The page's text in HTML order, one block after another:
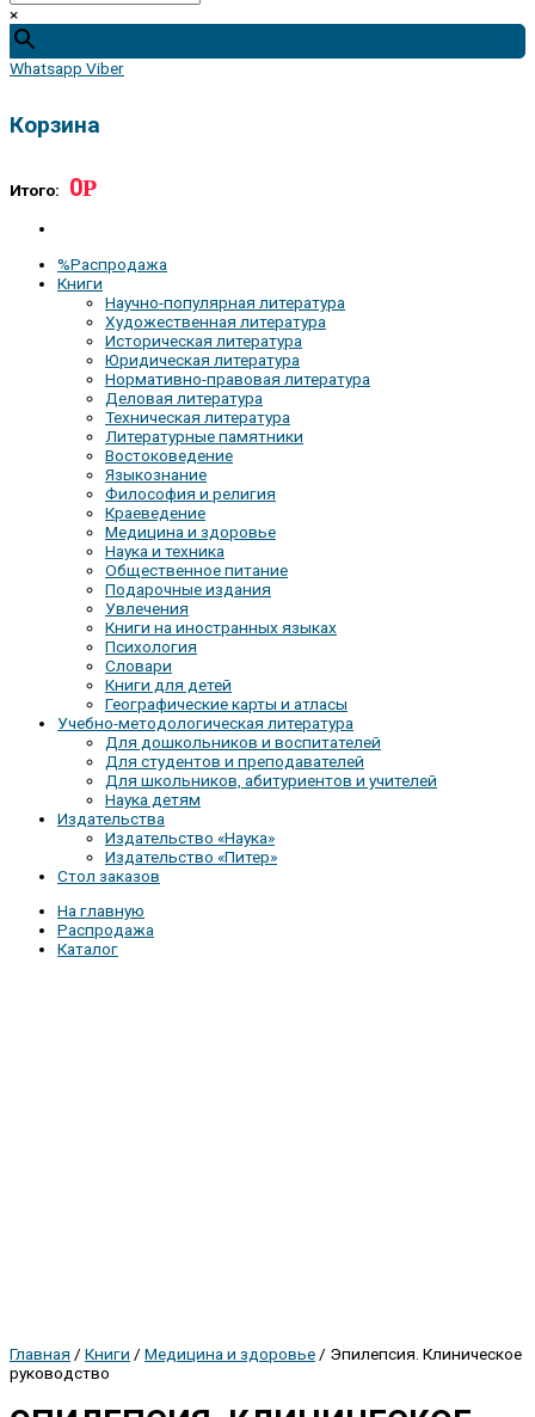
×
Whatsapp Viber
Корзина
Итого: 0Р
%Распродажа
Книги
Научно-популярная литература
Художественная литература
Историческая литература
Юридическая литература
Нормативно-правовая литература
Деловая литература
Техническая литература
Литературные памятники
Востоковедение
Языкознание
Философия и религия
Краеведение
Медицина и здоровье
Наука и техника
Общественное питание
Подарочные издания
Увлечения
Книги на иностранных языках
Психология
Словари
Книги для детей
Географические карты и атласы
Учебно-методологическая литература
Для дошкольников и воспитателей
Для студентов и преподавателей
Для школьников, абитуриентов и учителей
Наука детям
Издательства
Издательство «Наука»
Издательство «Питер»
Стол заказов
На главную
Распродажа
Каталог
Главная / Книги / Медицина и здоровье / Эпилепсия. Клиническое
руководство